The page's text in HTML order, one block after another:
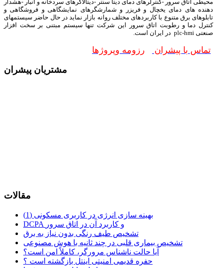
محیطی اتاق سرور -کنترلرهای دمای دیتا سنتر -دیتالاگرهای سردخانه و انبار -هشدار
دهنده های دمای یخچال و فریزر و شمارشگرهای نمایشگاهی و فروشگاهی و
تابلوهای برق متنوع با کاربردهای مختلف روانه بازار نماید در حال حاضر سیستمهای
کنترل دما و رطوبت اتاق سرور این شرکت تنها سیستم مبتنی بر سخت افزار
صنعتی plc-hmi در ایران است.
تماس با پیشران رزومه وپروژها
مشتریان پیشران
مقالات
بهینه سازی انرژی در کاربری مسکونی (1)
DCPA و کاربرد آن در اتاق سرور
تشخیص طیف رنگی بدون نیاز به برق
تشخیص بیماری قلبی در چند ثانیه با هوش مصنوعی
آیا حالت ناشناس مرورگر، کاملاً امن است؟
حفره قدیمی امنیتی اینتل بازگشته است ؟